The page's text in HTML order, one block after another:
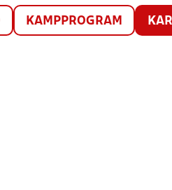
KAMPPROGRAM